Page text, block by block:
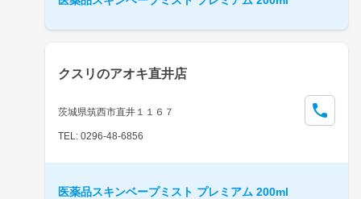
クスリのアオキ直井店
茨城県筑西市直井１１６７
TEL: 0296-48-6856
医薬品スキンベープミスト プレミアム 200ml